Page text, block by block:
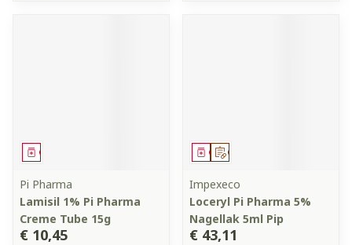
Geneesmiddel
Pi Pharma
Lamisil 1% Pi Pharma
Creme Tube 15g
€ 10,45
Op voorschrift
Geneesmiddel
Impexeco
Loceryl Pi Pharma 5%
Nagellak 5ml Pip
€ 43,11